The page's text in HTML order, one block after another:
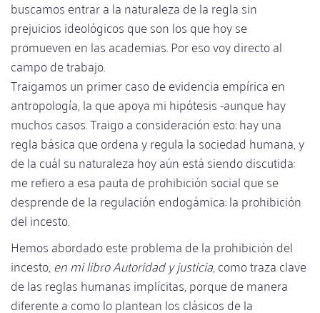
buscamos entrar a la naturaleza de la regla sin
prejuicios ideológicos que son los que hoy se
promueven en las academias. Por eso voy directo al
campo de trabajo.
Traigamos un primer caso de evidencia empírica en
antropología, la que apoya mi hipótesis -aunque hay
muchos casos. Traigo a consideración esto: hay una
regla básica que ordena y regula la sociedad humana, y
de la cuál su naturaleza hoy aún está siendo discutida:
me refiero a esa pauta de prohibición social que se
desprende de la regulación endogámica: la prohibición
del incesto.
Hemos abordado este problema de la prohibición del
incesto,en mi libro Autoridad y justicia, como traza clave
de las reglas humanas implícitas, porque de manera
diferente a como lo plantean los clásicos de la